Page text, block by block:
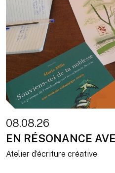
08.08.26
EN RÉSONANCE
Atelier d’écriture créative